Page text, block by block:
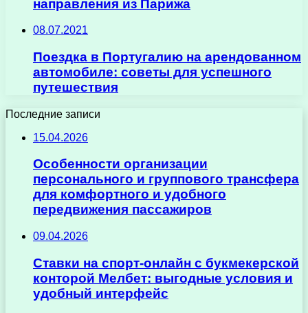
направления из Парижа
08.07.2021
Поездка в Португалию на арендованном
автомобиле: советы для успешного
путешествия
Последние записи
15.04.2026
Особенности организации
персонального и группового трансфера
для комфортного и удобного
передвижения пассажиров
09.04.2026
Ставки на спорт-онлайн с букмекерской
конторой Мелбет: выгодные условия и
удобный интерфейс